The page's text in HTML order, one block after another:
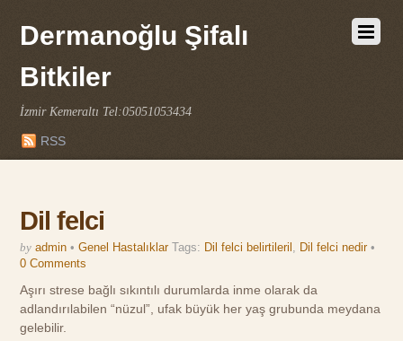
Dermanoğlu Şifalı
Bitkiler
İzmir Kemeraltı Tel:05051053434
RSS
Dil felci
by admin • Genel Hastalıklar Tags: Dil felci belirtileril , Dil felci nedir •
0 Comments
Aşırı strese bağlı sıkıntılı durumlarda inme olarak da
adlandırılabilen “nüzul”, ufak büyük her yaş grubunda meydana
gelebilir.